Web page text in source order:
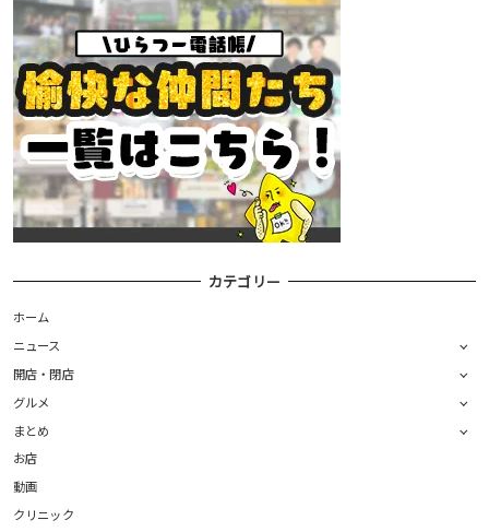
カテゴリー
ホーム
ニュース
開店・閉店
グルメ
まとめ
お店
動画
クリニック